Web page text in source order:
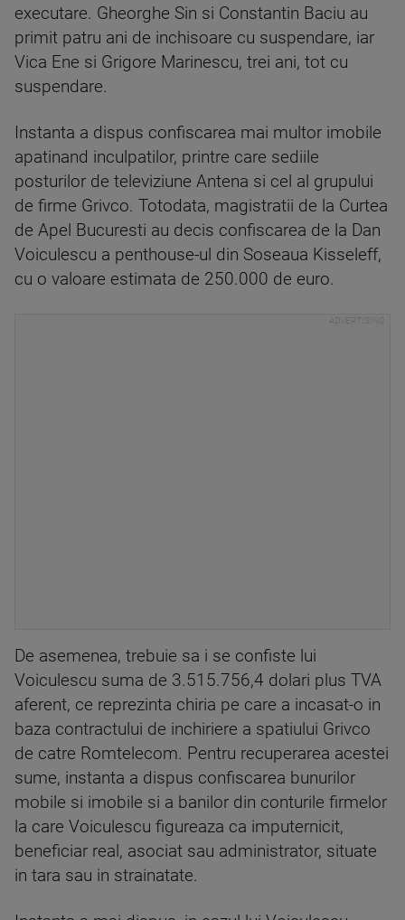
executare. Gheorghe Sin si Constantin Baciu au
primit patru ani de inchisoare cu suspendare, iar
Vica Ene si Grigore Marinescu, trei ani, tot cu
suspendare.
Instanta a dispus confiscarea mai multor imobile
apatinand inculpatilor, printre care sediile
posturilor de televiziune Antena si cel al grupului
de firme Grivco. Totodata, magistratii de la Curtea
de Apel Bucuresti au decis confiscarea de la Dan
Voiculescu a penthouse-ul din Soseaua Kisseleff,
cu o valoare estimata de 250.000 de euro.
De asemenea, trebuie sa i se confiste lui
Voiculescu suma de 3.515.756,4 dolari plus TVA
aferent, ce reprezinta chiria pe care a incasat-o in
baza contractului de inchiriere a spatiului Grivco
de catre Romtelecom. Pentru recuperarea acestei
sume, instanta a dispus confiscarea bunurilor
mobile si imobile si a banilor din conturile firmelor
la care Voiculescu figureaza ca imputernicit,
beneficiar real, asociat sau administrator, situate
in tara sau in strainatate.